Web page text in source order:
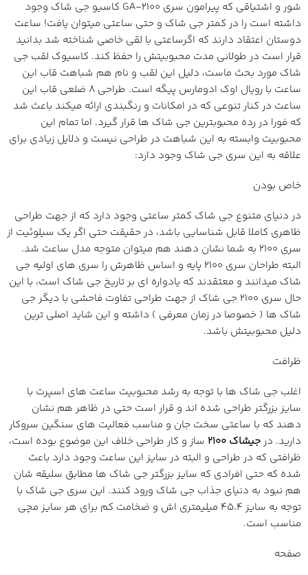
شور و اشتیاقی که پیرامون سری GA-2100 کاسیو جی شاک وجود
داشته است را در کمتر جی شاک و حتی ساعتی میتوان یافت! ساعت
دوستان اعتقاد دارند که اگرساعتی با لقی خاصی شناخته شد بدانید
قرار است در طولانی مدت محبوبیتش را حفظ کند. کاسیوک لقب جی
شاک مورد بحث ماست، دلیل این لقب و نام هم شباهت قاب این
ساعت با رویال اوک ادومارس پیگه است. طراحی 8 ضلعی قاب این
ساعت در کنار تنوعی که در امکانات و رنگبندی ارائه میکند باعث شد
که فورا در رده محبوبترین جی شاک ها قرار گیرد. اما تمام این
محبوبیت وابسته به این شباهت در طراحی نیست و دلایل زیادی برای
علاقه به این سری جی شاک وجود دارد:
خاص بودن
در دنیای متنوع جی شاک کمتر ساعتی وجود دارد که از جهت طراحی
ظاهری کاملا قابل شناسایی باشد، در حقیقت حتی اگر یک سیلوئیت از
سری 2100 به شما نشان دهند هم میتوان متوجه مدل ساعت شد.
البته طراحان سری 2100 پایه و اساس ظاهرش را سری های اولیه جی
شاک میدانند و معتقدند که یادواره ای بر تاریخ جی شاک است، با این
حال سری 2100 جی شاک از جهت طراحی تفاوت فاحشی با دیگر جی
شاک ها ( خصوصا در زمان معرفی ) داشته و این شاید اصلی ترین
دلیل محبوبیتش باشد.
ظرافت
اغلب جی شاک ها با توجه به رشد محبوبیت ساعت های اسپرت با
سایز بزرگتر طراحی شده اند و قرار است حتی در ظاهر هم نشان
دهند که با ساعتی سخت جان و مناسب فعالیت های سنگین سروکار
دارید. در جیشاک 2100
ساز و کار طراحی خلاف این موضوع بوده است،
ظرافتی که در طراحی و البته در سایز این ساعت وجود دارد باعث
شده که حتی افرادی که سایز بزرگتر جی شاک ها مطابق سلیقه شان
هم نبود به دنیای جذاب جی شاک ورود کنند. این سری جی شاک با
توجه به سایز 45.4 میلیمتری اش و ضخامت کم برای هر سایز مچی
مناسب است.
صفحه